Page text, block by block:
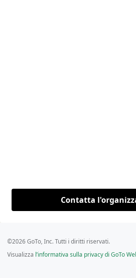
Contatta
©2026 GoTo, Inc. Tutti i diritti riservati.
Visualizza l’informativa sulla privacy di GoTo